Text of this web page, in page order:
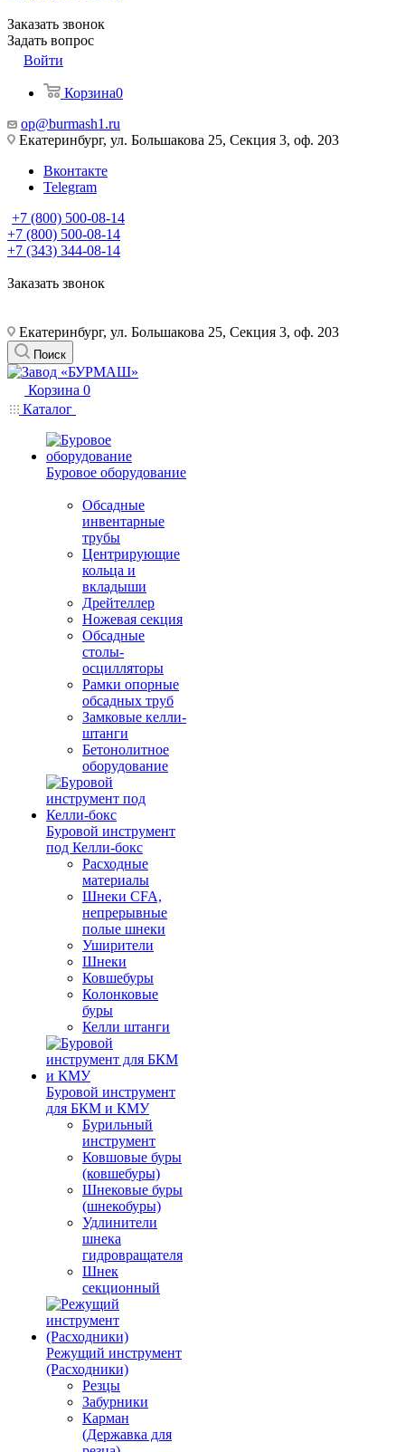
Заказать звонок
Задать вопрос
Войти
Корзина0
op@burmash1.ru
Екатеринбург, ул. Большакова 25, Секция 3, оф. 203
Вконтакте
Telegram
+7 (800) 500-08-14
+7 (800) 500-08-14
+7 (343) 344-08-14
Заказать звонок
Екатеринбург, ул. Большакова 25, Секция 3, оф. 203
Поиск
Корзина 0
Каталог
Буровое оборудование
Обсадные
инвентарные
трубы
Центрирующие
кольца и
вкладыши
Дрейтеллер
Ножевая секция
Обсадные
столы-
осцилляторы
Рамки опорные
обсадных труб
Замковые келли-
штанги
Бетонолитное
оборудование
Буровой инструмент
под Келли-бокс
Расходные
материалы
Шнеки CFA,
непрерывные
полые шнеки
Уширители
Шнеки
Ковшебуры
Колонковые
буры
Келли штанги
Буровой инструмент
для БКМ и КМУ
Бурильный
инструмент
Ковшовые буры
(ковшебуры)
Шнековые буры
(шнекобуры)
Удлинители
шнека
гидровращателя
Шнек
секционный
Режущий инструмент
(Расходники)
Резцы
Забурники
Карман
(Державка для